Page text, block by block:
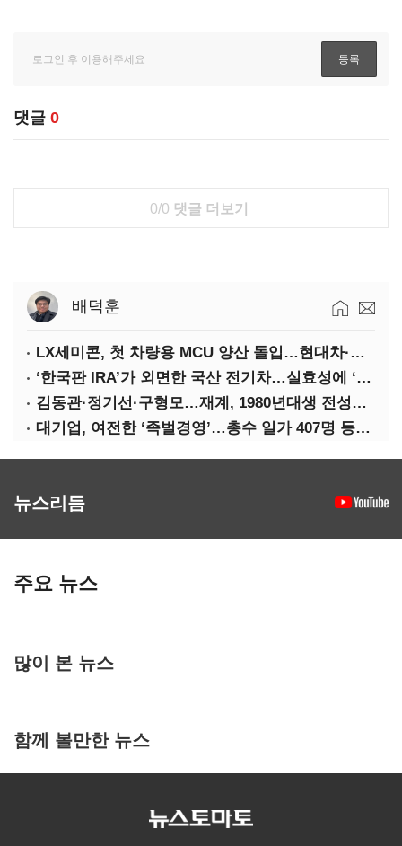
댓글 0
0/0 댓글 더보기
배덕훈
LX세미콘, 첫 차량용 MCU 양산 돌입…현대차·기아에 공급
‘한국판 IRA’가 외면한 국산 전기차…실효성에 ‘의문’
김동관·정기선·구형모…재계, 1980년대생 전성시대
대기업, 여전한 ‘족벌경영’…총수 일가 407명 등기임원
뉴스리듬
주요 뉴스
많이 본 뉴스
함께 볼만한 뉴스